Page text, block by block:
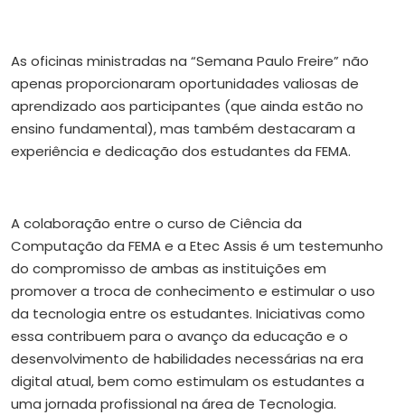
As oficinas ministradas na “Semana Paulo Freire” não
apenas proporcionaram oportunidades valiosas de
aprendizado aos participantes (que ainda estão no
ensino fundamental), mas também destacaram a
experiência e dedicação dos estudantes da FEMA.
A colaboração entre o curso de Ciência da
Computação da FEMA e a Etec Assis é um testemunho
do compromisso de ambas as instituições em
promover a troca de conhecimento e estimular o uso
da tecnologia entre os estudantes. Iniciativas como
essa contribuem para o avanço da educação e o
desenvolvimento de habilidades necessárias na era
digital atual, bem como estimulam os estudantes a
uma jornada profissional na área de Tecnologia.